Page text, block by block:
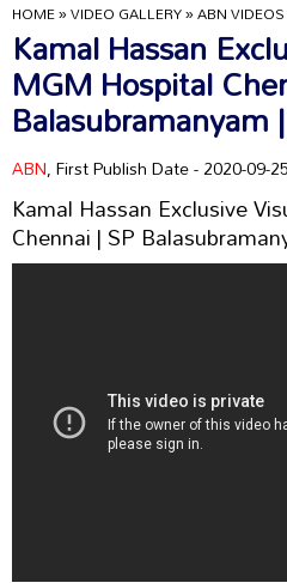
HOME»VIDEO GALLERY»ABN VIDEOS
Kamal Hassan
MGM Hospital
Balasubramanyam
ABN, First Publish Date - 2020-09-
Kamal Hassan Exclusive
Chennai | SP